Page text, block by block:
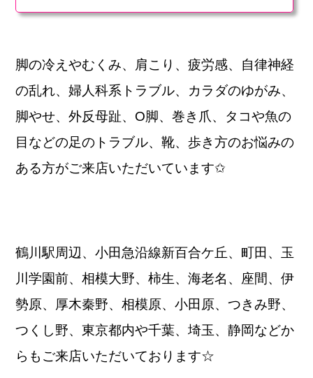
脚の冷えやむくみ、肩こり、疲労感、自律神経
の乱れ、婦人科系トラブル、カラダのゆがみ、
脚やせ、外反母趾、O脚、巻き爪、タコや魚の
目などの足のトラブル、靴、歩き方のお悩みの
ある方がご来店いただいています✩
鶴川駅周辺、小田急沿線新百合ケ丘、町田、玉
川学園前、相模大野、柿生、海老名、座間、伊
勢原、厚木秦野、相模原、小田原、つきみ野、
つくし野、東京都内や千葉、埼玉、静岡などか
らもご来店いただいております☆